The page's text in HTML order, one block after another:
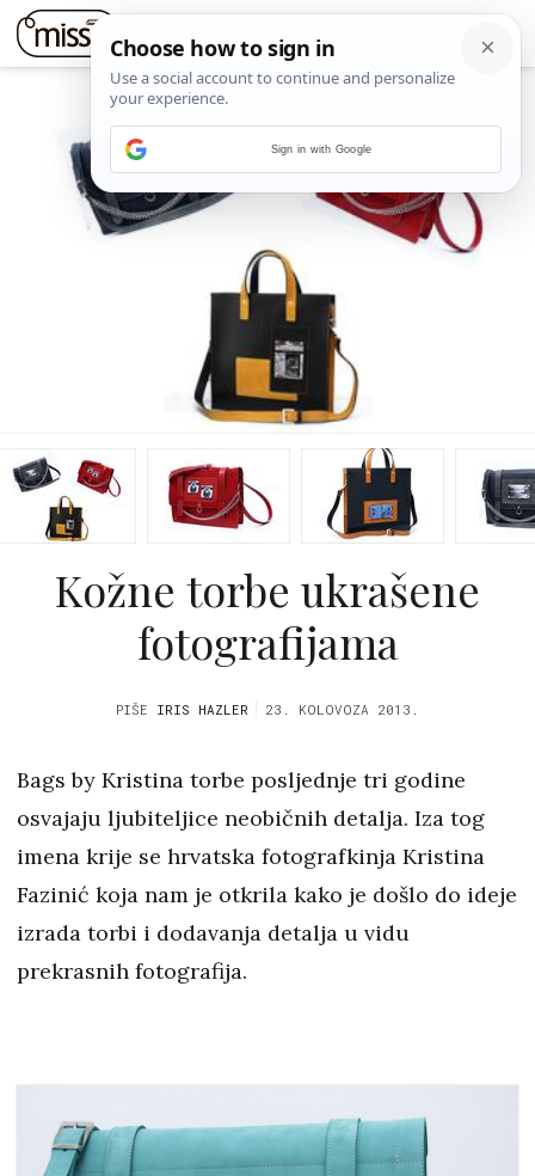
Kožne torbe ukrašene
fotografijama
PIŠE IRIS HAZLER 23. KOLOVOZA 2013.
Bags by Kristina torbe posljednje tri godine
osvajaju ljubiteljice neobičnih detalja. Iza tog
imena krije se hrvatska fotografkinja Kristina
Fazinić koja nam je otkrila kako je došlo do ideje
izrada torbi i dodavanja detalja u vidu
prekrasnih fotografija.
Sign in with Google